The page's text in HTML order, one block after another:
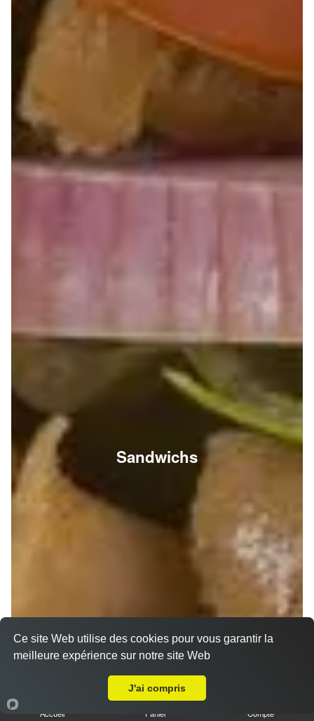
Sandwichs
Accueil Panier Compte
Ce site Web utilise des cookies pour vous garantir la
meilleure expérience sur notre site Web
J'ai compris